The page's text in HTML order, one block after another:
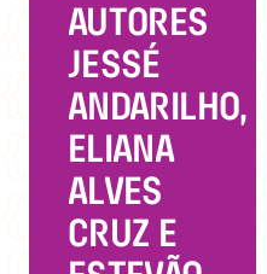
AUTORES
JESSÉ
ANDARILHO,
ELIANA
ALVES
CRUZ E